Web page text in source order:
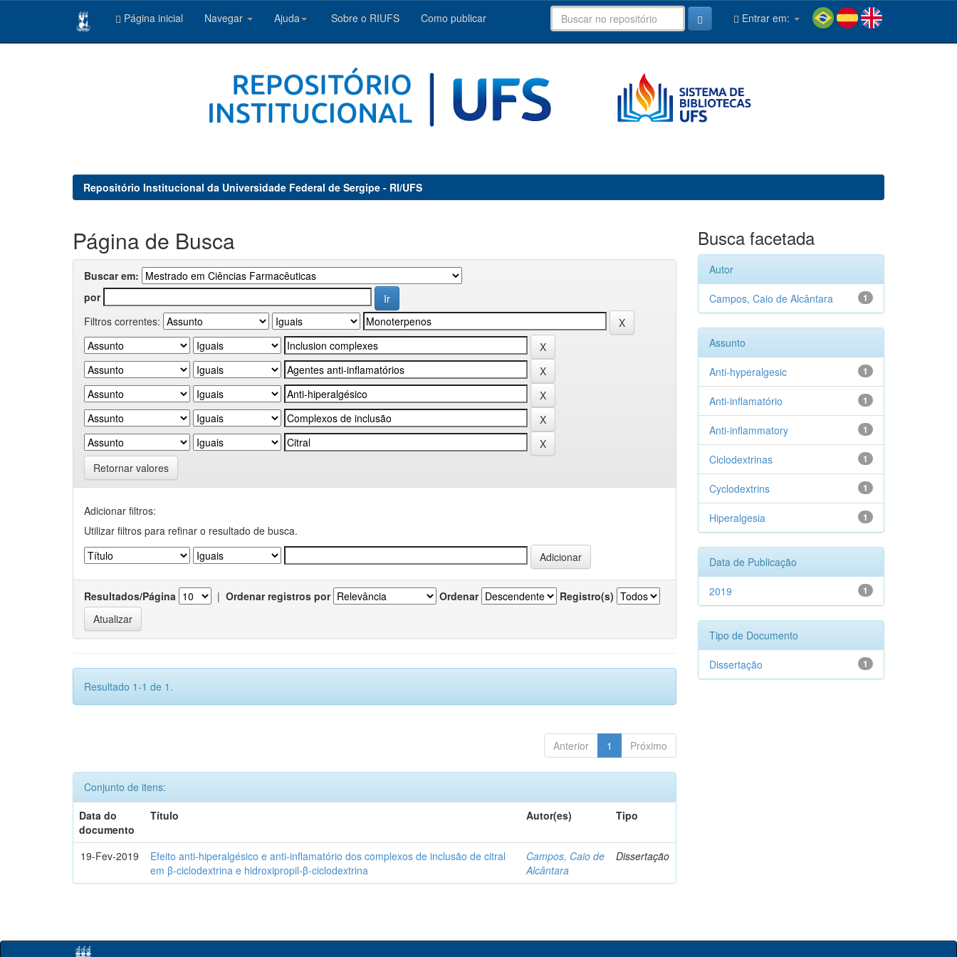
Página inicial Navegar Ajuda Sobre o RIUFS Como publicar Entrar em:
Repositório Institucional da Universidade Federal de Sergipe - RI/UFS
Página de Busca
Buscar em:
por
Filtros correntes:
Retornar valores
Adicionar filtros:
Utilizar filtros para refinar o resultado de busca.
Resultados/Página | Ordenar registros por Ordenar Registro(s)
Resultado 1-1 de 1.
Anterior 1 Próximo
Conjunto de itens:
Data do
documento
Título Autor(es) Tipo
19-Fev-2019
Efeito anti-hiperalgésico e anti-inflamatório dos complexos de inclusão de citral
em β-ciclodextrina e hidroxipropil-β-ciclodextrina
Campos, Caio de
Alcântara
Dissertação
Busca facetada
Autor
1
Campos, Caio de Alcântara
Assunto
1
Anti-hyperalgesic
1
Anti-inflamatório
1
Anti-inflammatory
1
Ciclodextrinas
1
Cyclodextrins
1
Hiperalgesia
Data de Publicação
1
2019
Tipo de Documento
1
Dissertação